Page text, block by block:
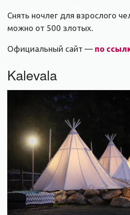
Снять ночлег для взрослого
можно от 500 злотых.
Официальный сайт — по
Kalevala